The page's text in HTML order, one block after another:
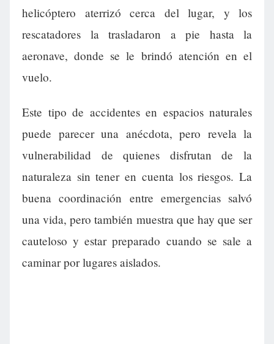
helicóptero aterrizó cerca del lugar, y los
rescatadores la trasladaron a pie hasta la
aeronave, donde se le brindó atención en el
vuelo.
Este tipo de accidentes en espacios naturales
puede parecer una anécdota, pero revela la
vulnerabilidad de quienes disfrutan de la
naturaleza sin tener en cuenta los riesgos. La
buena coordinación entre emergencias salvó
una vida, pero también muestra que hay que ser
cauteloso y estar preparado cuando se sale a
caminar por lugares aislados.